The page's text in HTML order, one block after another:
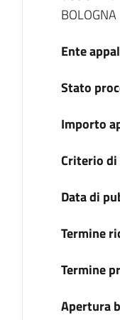
BOLOGNA
Ente
Stato
Importo
Criterio di
Data di
Termine
Termine
Apertura